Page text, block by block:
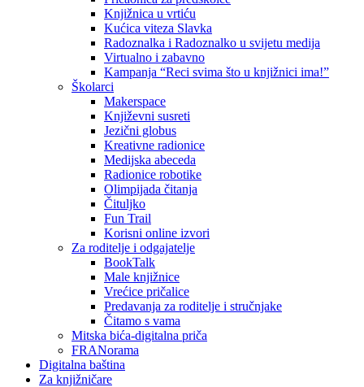
Knjižnica u vrtiću
Kućica viteza Slavka
Radoznalka i Radoznalko u svijetu medija
Virtualno i zabavno
Kampanja “Reci svima što u knjižnici ima!”
Školarci
Makerspace
Književni susreti
Jezični globus
Kreativne radionice
Medijska abeceda
Radionice robotike
Olimpijada čitanja
Čituljko
Fun Trail
Korisni online izvori
Za roditelje i odgajatelje
BookTalk
Male knjižnice
Vrećice pričalice
Predavanja za roditelje i stručnjake
Čitamo s vama
Mitska bića-digitalna priča
FRANorama
Digitalna baština
Za knjižničare